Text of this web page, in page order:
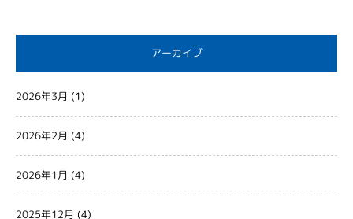
アーカイブ
2026年3月 (1)
2026年2月 (4)
2026年1月 (4)
2025年12月 (4)